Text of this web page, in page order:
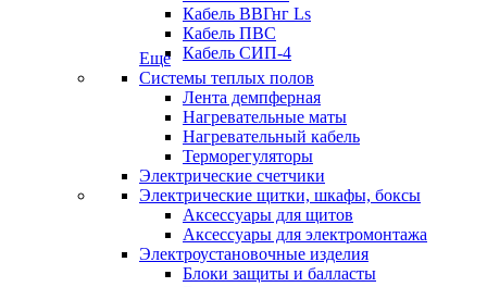
Кабель ВВГнг Ls
Кабель ПВС
Кабель СИП-4
Еще
Системы теплых полов
Лента демпферная
Нагревательные маты
Нагревательный кабель
Терморегуляторы
Электрические счетчики
Электрические щитки, шкафы, боксы
Аксессуары для щитов
Аксессуары для электромонтажа
Электроустановочные изделия
Блоки защиты и балласты